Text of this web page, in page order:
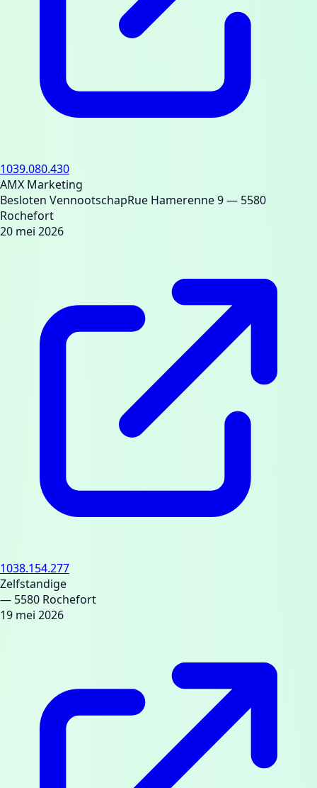
1039.080.430
AMX Marketing
Besloten VennootschapRue Hamerenne 9— 5580
Rochefort
20 mei 2026
1038.154.277
Zelfstandige
— 5580 Rochefort
19 mei 2026